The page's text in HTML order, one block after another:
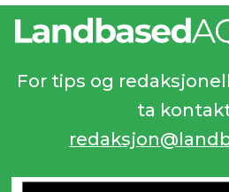
For tips og
ta